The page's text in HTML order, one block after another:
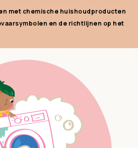
met chemische huishoudproducten
en de richtlijnen op het